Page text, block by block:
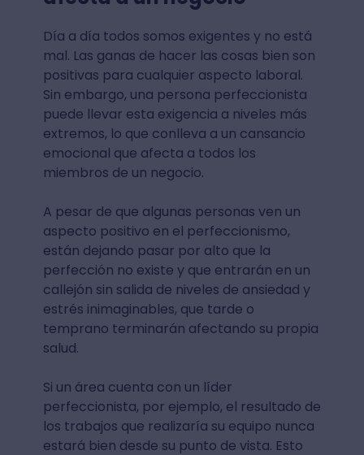
Día a día todos somos exigentes y no está
mal. Las ganas de hacer las cosas bien son
positivas para cualquier aspecto laboral.
Sin embargo, una persona perfeccionista
puede llevar esta exigencia a niveles más
extremos, lo que conlleva a un cansancio
emocional que afecta a todos los
miembros de un negocio.
A pesar de que algunas personas ven un
aspecto positivo en el perfeccionismo,
están dejando pasar por alto que la
perfección no existe y que entrarán en un
callejón sin salida de niveles de ansiedad y
estrés inimaginables, que tarde o
temprano terminarán afectando su propia
salud.
Si un área cuenta con un líder
perfeccionista, por ejemplo, el resultado de
los trabajos que realizaría su equipo nunca
estará bien desde su punto de vista. Esto